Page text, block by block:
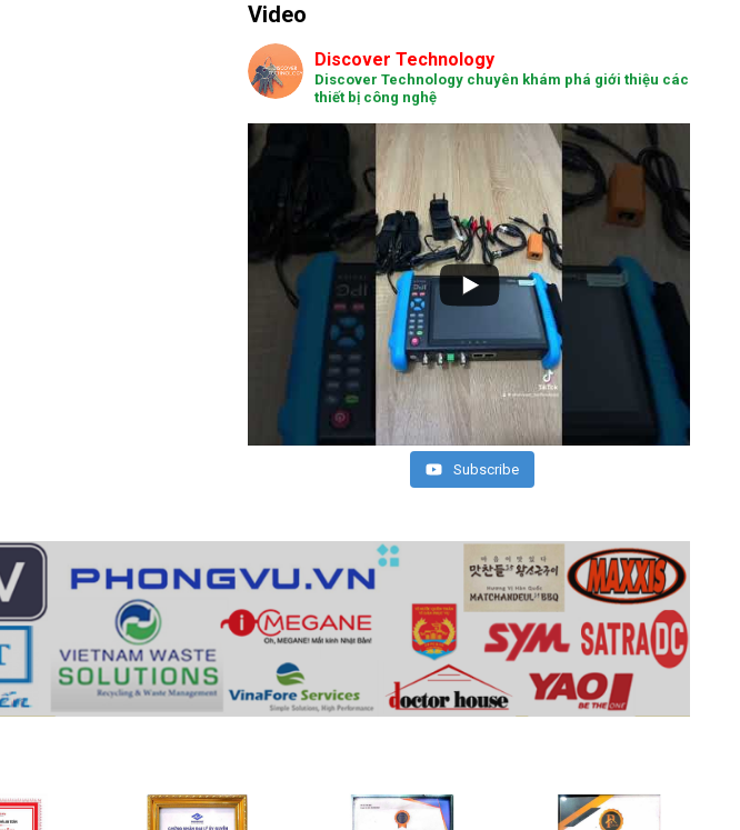
Video
Discover Technology
Discover Technology chuyên khám phá giới thiệu các
thiết bị công nghệ
Subscribe